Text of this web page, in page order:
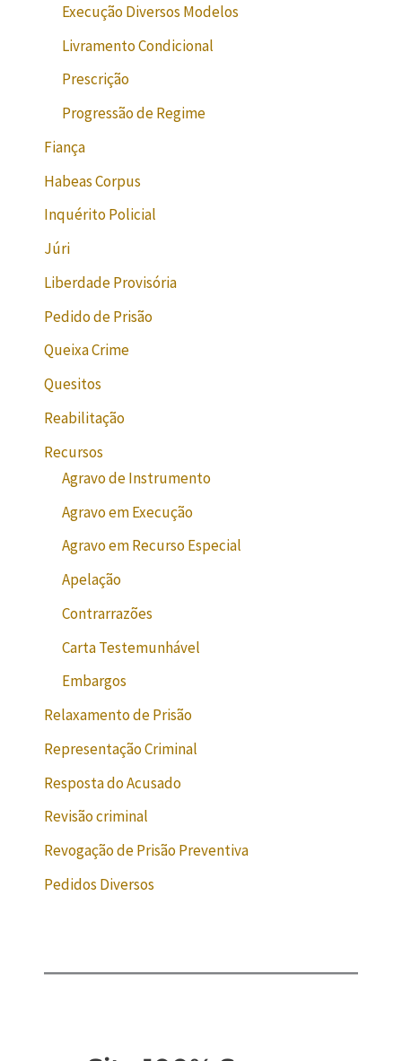
Execução Diversos Modelos
Livramento Condicional
Prescrição
Progressão de Regime
Fiança
Habeas Corpus
Inquérito Policial
Júri
Liberdade Provisória
Pedido de Prisão
Queixa Crime
Quesitos
Reabilitação
Recursos
Agravo de Instrumento
Agravo em Execução
Agravo em Recurso Especial
Apelação
Contrarrazões
Carta Testemunhável
Embargos
Relaxamento de Prisão
Representação Criminal
Resposta do Acusado
Revisão criminal
Revogação de Prisão Preventiva
Pedidos Diversos